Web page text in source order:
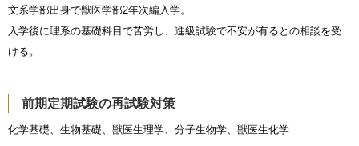
文系学部出身で獣医学部2年次編入学。
入学後に理系の基礎科目で苦労し、進級試験で不安が有るとの相談を受
ける。
前期定期試験の再試験対策
化学基礎、生物基礎、獣医生理学、分子生物学、獣医生化学